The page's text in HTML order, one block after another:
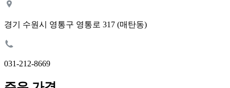
경기 수원시 영통구 영통로 317 (매탄동)
031-212-8669